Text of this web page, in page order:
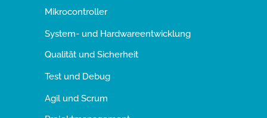
Mikrocontroller
System- und Hardwareentwicklung
Qualität und Sicherheit
Test und Debug
Agil und Scrum